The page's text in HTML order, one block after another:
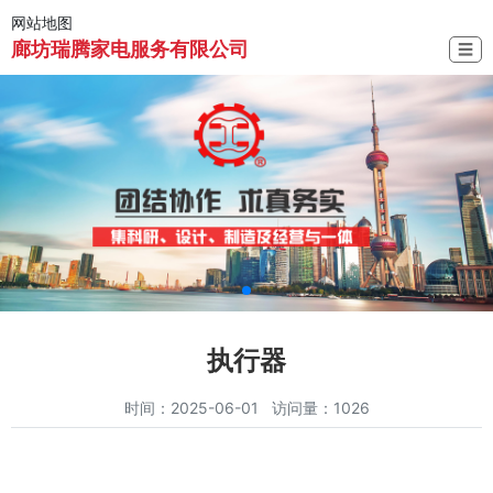
网站地图
廊坊瑞腾家电服务有限公司 ☰
执行器
时间：2025-06-01 访问量：1026